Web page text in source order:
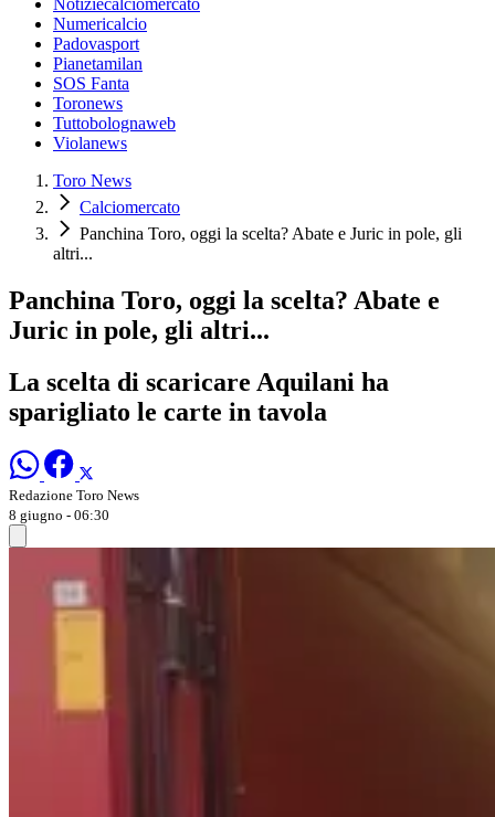
Notiziecalciomercato
Numericalcio
Padovasport
Pianetamilan
SOS Fanta
Toronews
Tuttobolognaweb
Violanews
Toro News
Calciomercato
Panchina Toro, oggi la scelta? Abate e Juric in pole, gli
altri...
Panchina Toro, oggi la scelta? Abate e
Juric in pole, gli altri...
La scelta di scaricare Aquilani ha
sparigliato le carte in tavola
Redazione Toro News
8 giugno - 06:30